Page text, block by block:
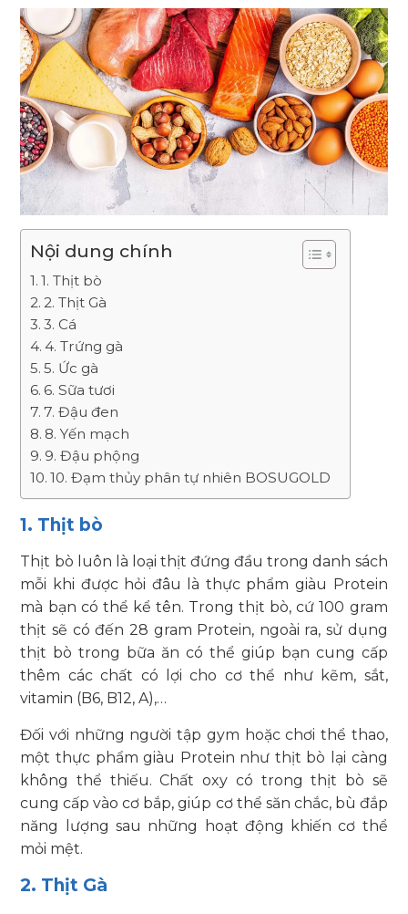
Nội dung chính
1. Thịt bò
2. Thịt Gà
3. Cá
4. Trứng gà
5. Ức gà
6. Sữa tươi
7. Đậu đen
8. Yến mạch
9. Đậu phộng
10. Đạm thủy phân tự nhiên BOSUGOLD
1. Thịt bò
Thịt bò luôn là loại thịt đứng đầu trong danh sách
mỗi khi được hỏi đâu là thực phẩm giàu Protein
mà bạn có thể kể tên. Trong thịt bò, cứ 100 gram
thịt sẽ có đến 28 gram Protein, ngoài ra, sử dụng
thịt bò trong bữa ăn có thể giúp bạn cung cấp
thêm các chất có lợi cho cơ thể như kẽm, sắt,
vitamin (B6, B12, A),…
Đối với những người tập gym hoặc chơi thể thao,
một thực phẩm giàu Protein như thịt bò lại càng
không thể thiếu. Chất oxy có trong thịt bò sẽ
cung cấp vào cơ bắp, giúp cơ thể săn chắc, bù đắp
năng lượng sau những hoạt động khiến cơ thể
mỏi mệt.
2. Thịt Gà